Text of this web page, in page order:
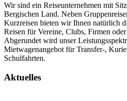
Wir sind ein Reiseunternehmen mit
Bergischen Land. Neben
Kurzreisen bieten wir Ihnen natürlich
Reisen für Vereine, Clubs, Firmen
Abgerundet wird unser
Mietwagenangebot für Transfer-,
Schulfahrten.
Aktuelles